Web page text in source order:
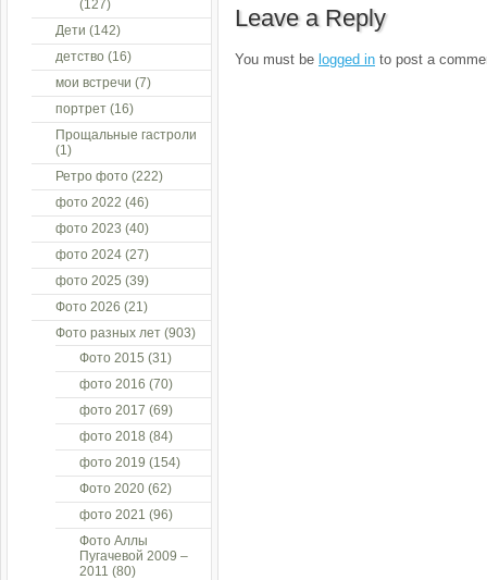
Leave a Reply
You must be logged in to post a
(127)
Дети (142)
детство (16)
мои встречи (7)
портрет (16)
Прощальные гастроли
(1)
Ретро фото (222)
фото 2022 (46)
фото 2023 (40)
фото 2024 (27)
фото 2025 (39)
Фото 2026 (21)
Фото разных лет (903)
Фото 2015 (31)
фото 2016 (70)
фото 2017 (69)
фото 2018 (84)
фото 2019 (154)
Фото 2020 (62)
фото 2021 (96)
Фото Аллы
Пугачевой 2009 –
2011 (80)